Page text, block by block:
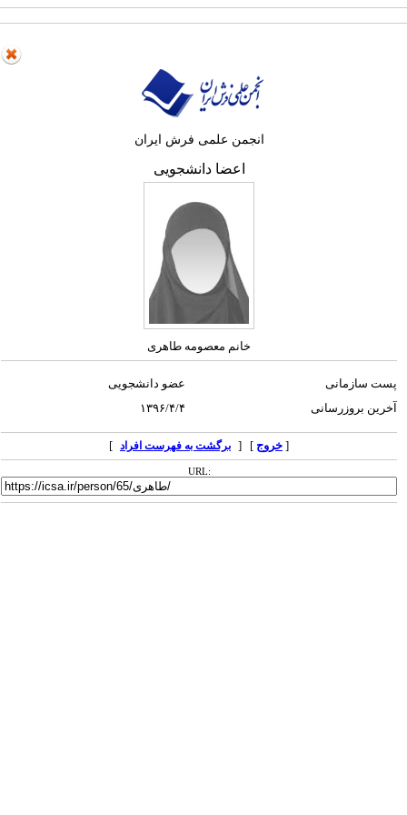
انجمن علمی فرش ایران
اعضا دانشجویی
خانم معصومه طاهری
پست سازمانی
عضو دانشجویی
آخرین بروزرسانی
۱۳۹۶/۴/۴
خروج] [ برگشت به فهرست افراد ]
URL: